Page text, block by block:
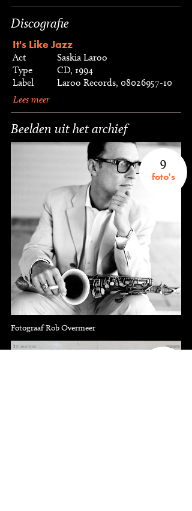
Discografie
It's Like Jazz
Act
Saskia Laroo
Type
CD, 1994
Label
Laroo Records, 08026957-10
Lees meer
Beelden uit het archief
9
foto's
Fotograaf Rob Overmeer